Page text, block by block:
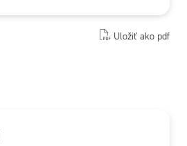
Uložiť ako pdf